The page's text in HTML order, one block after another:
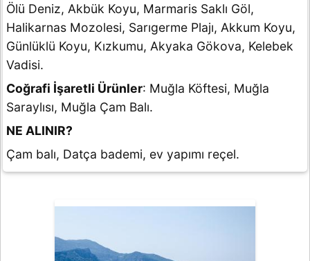
Ölü Deniz, Akbük Koyu, Marmaris Saklı Göl,
Halikarnas Mozolesi, Sarıgerme Plajı, Akkum Koyu,
Günlüklü Koyu, Kızkumu, Akyaka Gökova, Kelebek
Vadisi.
Coğrafi İşaretli Ürünler: Muğla Köftesi, Muğla
Saraylısı, Muğla Çam Balı.
NE ALINIR?
Çam balı, Datça bademi, ev yapımı reçel.